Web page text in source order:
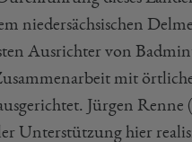
niedersächsischen
Ausrichter von
mit
Jürgen Renne
Unterstützung hier